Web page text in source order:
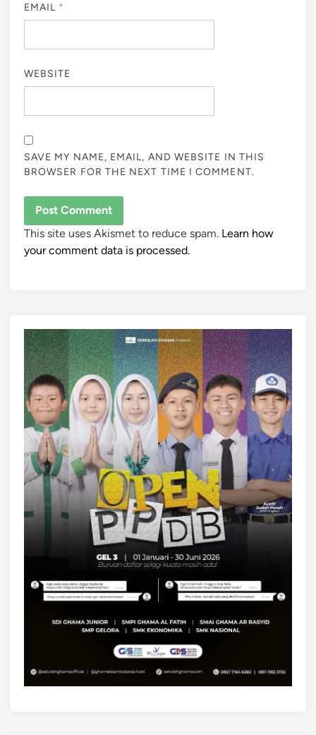
EMAIL *
WEBSITE
SAVE MY NAME, EMAIL, AND WEBSITE IN THIS
BROWSER FOR THE NEXT TIME I COMMENT.
This site uses Akismet to reduce spam. Learn how
your comment data is processed.